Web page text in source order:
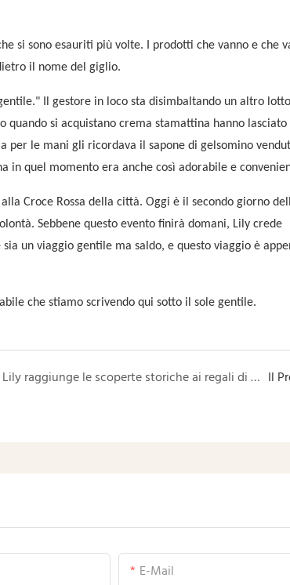
si sono esauriti più volte. I prodotti che vanno e che
il nome del giglio.
Il gestore in loco sta disimbaltando un altro
si acquistano crema stamattina hanno lasciato
per le mani gli ricordava il sapone di gelsomino
in quel momento era anche così adorabile e
Croce Rossa della città. Oggi è il secondo giorno
Sebbene questo evento finirà domani, Lily crede
un viaggio gentile ma saldo, e questo viaggio è
che stiamo scrivendo qui sotto il sole gentile.
Lily raggiunge le scoperte storiche ai regali di Hong Kong & Fair premium e Canton Fair Il
E-Mail